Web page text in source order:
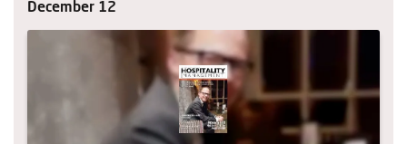
December 12